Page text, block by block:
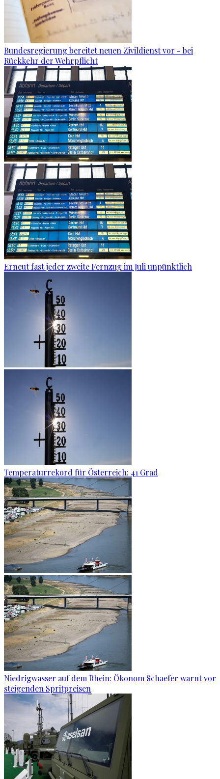
Bundesregierung bereitet neuen Zivildienst vor - bei
Rückkehr der Wehrpflicht
Erneut fast jeder zweite Fernzug im Juli unpünktlich
Temperaturrekord für Österreich: 41 Grad
Niedrigwasser auf dem Rhein: Ökonom Schaefer warnt vor
steigenden Spritpreisen